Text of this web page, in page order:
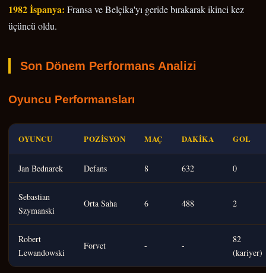
1982 İspanya: Fransa ve Belçika'yı geride bırakarak ikinci kez
üçüncü oldu.
Son Dönem Performans Analizi
Oyuncu Performansları
OYUNCU POZISYON MAÇ DAKIKA GOL
Jan Bednarek Defans 8 632 0
Sebastian
Szymanski
Orta Saha 6 488 2
Robert
Lewandowski
Forvet - -
82
(kariyer)